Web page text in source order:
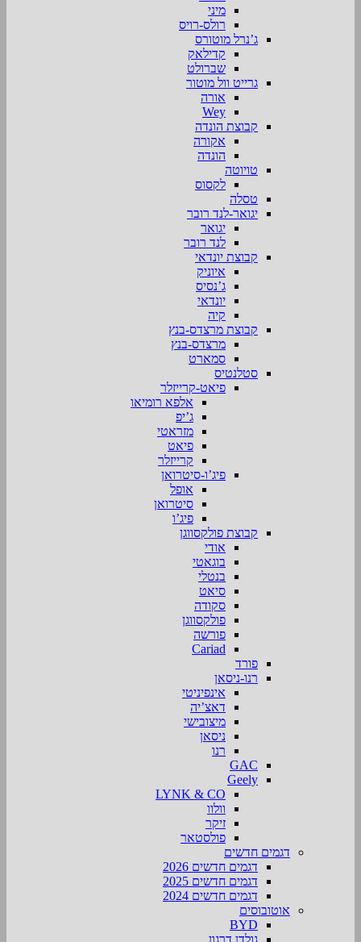
מיני
רולס-רויס
ג’נרל מוטורס
קדילאק
שברולט
גרייט וול מוטור
אורה
Wey
קבוצת הונדה
אקורה
הונדה
טויוטה
לקסוס
טסלה
יגואר-לנד רובר
יגואר
לנד רובר
קבוצת יונדאי
איוניק
ג’נסיס
יונדאי
קיה
קבוצת מרצדס-בנץ
מרצדס-בנץ
סמארט
סטלנטיס
פיאט-קרייזלר
אלפא רומיאו
ג’יפ
מזראטי
פיאט
קרייזלר
פיג’ו-סיטרואן
אופל
סיטרואן
פיג’ו
קבוצת פולקסווגן
אודי
בוגאטי
בנטלי
סיאט
סקודה
פולקסווגן
פורשה
Cariad
פורד
רנו-ניסאן
אינפיניטי
דאצ’יה
מיצובישי
ניסאן
רנו
GAC
Geely
LYNK & CO
וולוו
זיקר
פולסטאר
דגמים חדשים
דגמים חדשים 2026
דגמים חדשים 2025
דגמים חדשים 2024
אוטובוסים
BYD
גולדן דרגון